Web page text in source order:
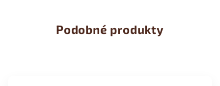
Podobné produkty